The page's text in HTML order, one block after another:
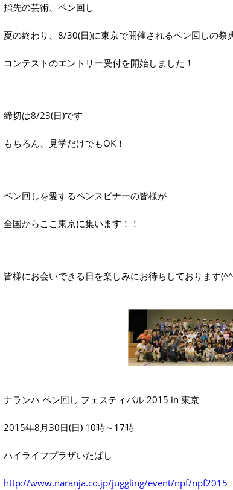
指先の芸術、ペン回し
夏の終わり、8/30(日)に東京で開催されるペン回しの祭
コンテストのエントリー受付を開始しました！
締切は8/23(日)です
もちろん、見学だけでもOK！
ペン回しを愛するペンスピナーの皆様が
全国からここ東京に集います！！
皆様にお会いできる日を楽しみにお待ちしております
ナランハ ペン回し フェスティバル 2015 in 東京
2015年8月30日(日) 10時～17時
ハイライフプラザいたばし
http://www.naranja.co.jp/juggling/event/npf/npf2015